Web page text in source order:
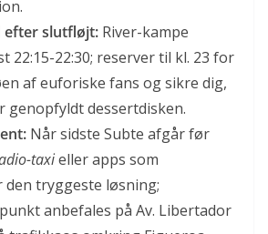
efter slutfløjt: River-kampe
22:15-22:30; reserver til kl. 23 for
af euforiske fans og sikre dig,
genopfyldt dessertdisken.
Når sidste Subte afgår før
taxieller apps som
den tryggeste løsning;
anbefales på Av. Libertador